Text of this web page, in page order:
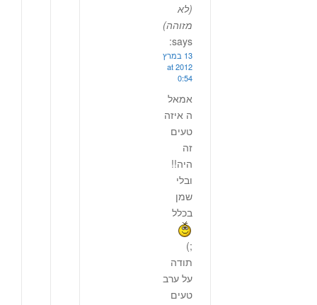
(לא
מזוהה)
says:
13 במרץ
2012 at
0:54
אמאל
ה איזה
טעים
זה
היה!!
ובלי
שמן
בכלל
;)
תודה
על ערב
טעים